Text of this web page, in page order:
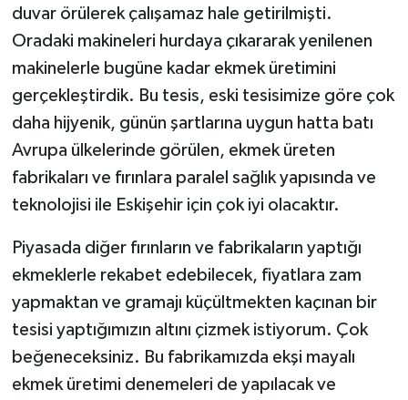
duvar örülerek çalışamaz hale getirilmişti.
Oradaki makineleri hurdaya çıkararak yenilenen
makinelerle bugüne kadar ekmek üretimini
gerçekleştirdik. Bu tesis, eski tesisimize göre çok
daha hijyenik, günün şartlarına uygun hatta batı
Avrupa ülkelerinde görülen, ekmek üreten
fabrikaları ve fırınlara paralel sağlık yapısında ve
teknolojisi ile Eskişehir için çok iyi olacaktır.
Piyasada diğer fırınların ve fabrikaların yaptığı
ekmeklerle rekabet edebilecek, fiyatlara zam
yapmaktan ve gramajı küçültmekten kaçınan bir
tesisi yaptığımızın altını çizmek istiyorum. Çok
beğeneceksiniz. Bu fabrikamızda ekşi mayalı
ekmek üretimi denemeleri de yapılacak ve